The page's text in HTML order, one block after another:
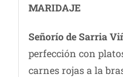
MARIDAJE
Señorío de Sarria
perfección con
carnes rojas a la